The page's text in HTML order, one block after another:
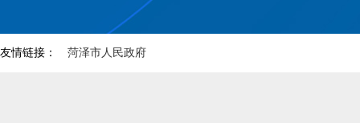
友情链接： 菏泽市人民政府